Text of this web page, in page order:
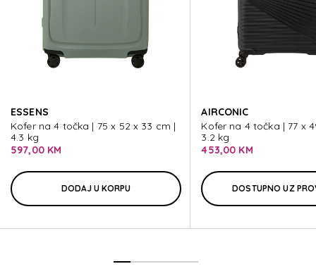
D'LITE
D'LITE
D'LITE
ESSENS
Kofer na 4 točka | 75 x 52 x 33 cm |
4.3 kg
597,00 KM
DODAJ U KORPU
AIRCONIC
Kofer na 4 točka | 77 x
3.2 kg
453,00 KM
DOSTUPNO UZ